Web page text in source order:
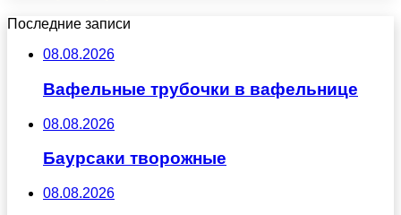
Последние записи
08.08.2026
Вафельные трубочки в вафельнице
08.08.2026
Баурсаки творожные
08.08.2026